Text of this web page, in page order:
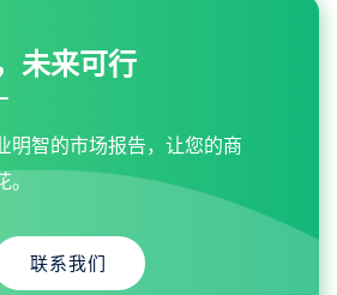
未来可行
明智的市场报告，让您的商
联系我们